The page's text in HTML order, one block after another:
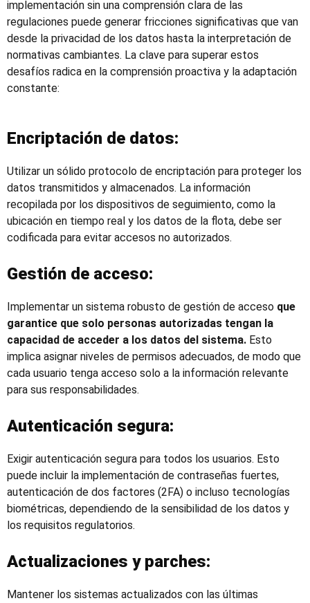
implementación sin una comprensión clara de las
regulaciones puede generar fricciones significativas que van
desde la privacidad de los datos hasta la interpretación de
normativas cambiantes. La clave para superar estos
desafíos radica en la comprensión proactiva y la adaptación
constante:
Encriptación de datos:
Utilizar un sólido protocolo de encriptación para proteger los
datos transmitidos y almacenados. La información
recopilada por los dispositivos de seguimiento, como la
ubicación en tiempo real y los datos de la flota, debe ser
codificada para evitar accesos no autorizados.
Gestión de acceso:
Implementar un sistema robusto de gestión de acceso que
garantice que solo personas autorizadas tengan la
capacidad de acceder a los datos del sistema. Esto
implica asignar niveles de permisos adecuados, de modo que
cada usuario tenga acceso solo a la información relevante
para sus responsabilidades.
Autenticación segura:
Exigir autenticación segura para todos los usuarios. Esto
puede incluir la implementación de contraseñas fuertes,
autenticación de dos factores (2FA) o incluso tecnologías
biométricas, dependiendo de la sensibilidad de los datos y
los requisitos regulatorios.
Actualizaciones y parches:
Mantener los sistemas actualizados con las últimas